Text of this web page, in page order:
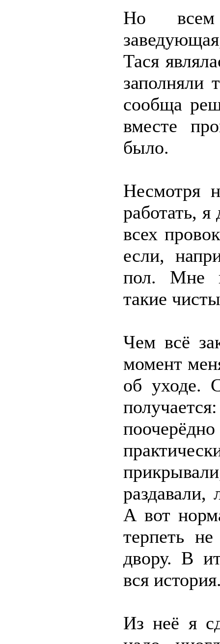
Но всем
Тася
заполняли
сообща
вместе
было.
Несмотря
работать, я
всех
если,
пол. Мне
такие
Чем всё
момент
об уходе.
раздавали,
А вот
терпеть
двору. В
вся
Из неё я